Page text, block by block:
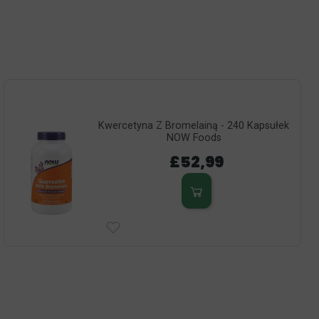
Kwercetyna Z Bromelainą - 240 Kapsułek
NOW Foods
£52,99